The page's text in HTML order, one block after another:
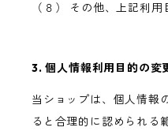
（８） その他、上記利
3. 個人情報利用目的の変
当ショップは、個人情報
ると合理的に認められる